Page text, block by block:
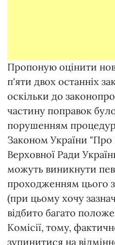
Пропоную оцінити
п'яти двох останніх
оскільки до
частину поправок
порушенням
Законом України "Про
Верховної Ради
можуть виникнути
проходженням цього
(при цьому хочу
відбито багато
Комісії, тому,
зупинитися на